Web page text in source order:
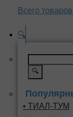
Всего
🔍
🔍
• ТИАЛ-ТУМ